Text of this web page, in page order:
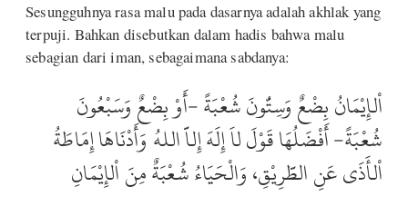
Sesungguhnya rasa malu pada dasarnya adalah akhlak yang
terpuji. Bahkan disebutkan dalam hadis bahwa malu
sebagian dari iman, sebagaimana sabdanya:
اْلإِيْمَانُ بِضْعٌ وَسِتُّونَ شُعْبَةً -أَوْ بِضْعٌ وَسَبْعُونَ
شُعْبَةً- أَفْضَلُهَا قَوْلَ لاَ إِلَهَ إِلاَّ اللهُ وَأَدْنَاهَا إِمَاطَةُ
اْلأَذَى عَنِ الطَّرِيْقِ، وَالْحَيَاءُ شُعْبَةٌ مِنَ اْلإِيْمَانِ